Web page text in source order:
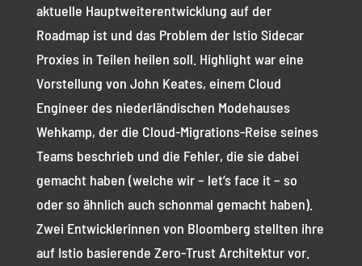
aktuelle Hauptweiterentwicklung auf der
Roadmap ist und das Problem der Istio Sidecar
Proxies in Teilen heilen soll. Highlight war eine
Vorstellung von John Keates, einem Cloud
Engineer des niederländischen Modehauses
Wehkamp, der die Cloud-Migrations-Reise seines
Teams beschrieb und die Fehler, die sie dabei
gemacht haben (welche wir – let’s face it – so
oder so ähnlich auch schonmal gemacht haben).
Zwei Entwicklerinnen von Bloomberg stellten ihre
auf Istio basierende Zero-Trust Architektur vor.